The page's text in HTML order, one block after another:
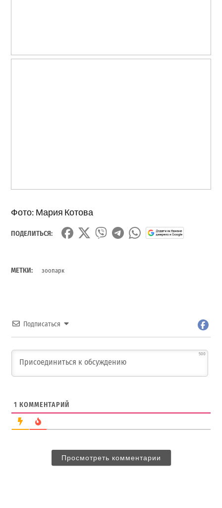
Фото: Мария Котова
ПОДЕЛИТЬСЯ:
МЕТКИ: зоопарк
Подписаться
500
1 КОММЕНТАРИЙ
Просмотреть комментарии